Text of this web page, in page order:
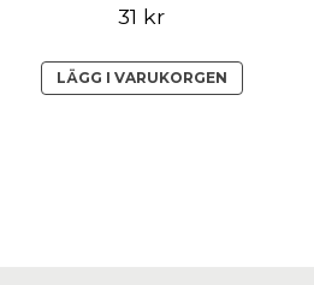
31 kr
LÄGG I VARUKORGEN